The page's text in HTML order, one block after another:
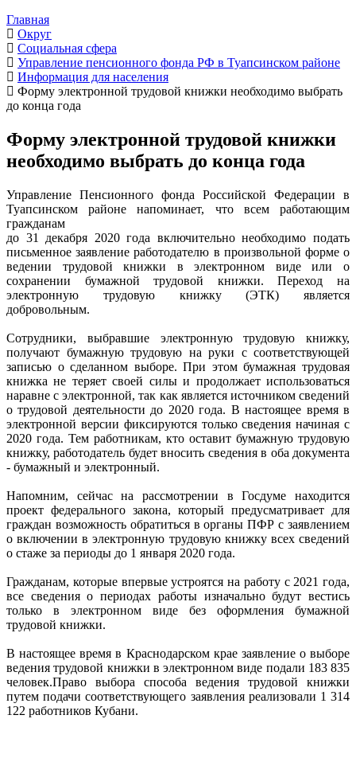
Главная
Округ
Социальная сфера
Управление пенсионного фонда РФ в Туапсинском районе
Информация для населения
Форму электронной трудовой книжки необходимо выбрать
до конца года
Форму электронной трудовой книжки
необходимо выбрать до конца года
Управление Пенсионного фонда Российской Федерации в
Туапсинском районе напоминает, что всем работающим
гражданам
до 31 декабря 2020 года включительно необходимо подать
письменное заявление работодателю в произвольной форме о
ведении трудовой книжки в электронном виде или о
сохранении бумажной трудовой книжки. Переход на
электронную трудовую книжку (ЭТК) является
добровольным.
Сотрудники, выбравшие электронную трудовую книжку,
получают бумажную трудовую на руки с соответствующей
записью о сделанном выборе. При этом бумажная трудовая
книжка не теряет своей силы и продолжает использоваться
наравне с электронной, так как является источником сведений
о трудовой деятельности до 2020 года. В настоящее время в
электронной версии фиксируются только сведения начиная с
2020 года. Тем работникам, кто оставит бумажную трудовую
книжку, работодатель будет вносить сведения в оба документа
- бумажный и электронный.
Напомним, сейчас на рассмотрении в Госдуме находится
проект федерального закона, который предусматривает для
граждан возможность обратиться в органы ПФР с заявлением
о включении в электронную трудовую книжку всех сведений
о стаже за периоды до 1 января 2020 года.
Гражданам, которые впервые устроятся на работу с 2021 года,
все сведения о периодах работы изначально будут вестись
только в электронном виде без оформления бумажной
трудовой книжки.
В настоящее время в Краснодарском крае заявление о выборе
ведения трудовой книжки в электронном виде подали 183 835
человек.Право выбора способа ведения трудовой книжки
путем подачи соответствующего заявления реализовали 1 314
122 работников Кубани.